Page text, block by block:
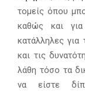
τομείς όπου
καθώς και
κατάλληλες για
και τις
λάθη τόσο τα
να είστε